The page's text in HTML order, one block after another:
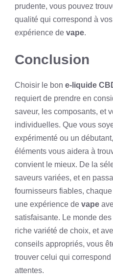
prudente, vous pouvez
qualité qui correspond à
expérience de vape.
Conclusion
Choisir le bon e-liquide
requiert de prendre en
saveur, les composants, et
individuelles. Que vous
expérimenté ou un
éléments vous aidera à
convient le mieux. De la
saveurs variées, et en
fournisseurs fiables,
une expérience de vape
satisfaisante. Le monde
riche variété de choix, et
conseils appropriés, vous
trouver celui qui
attentes.